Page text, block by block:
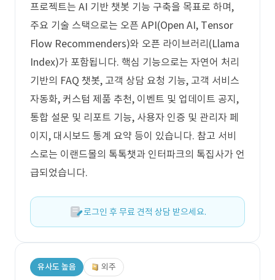
프로젝트는 AI 기반 챗봇 기능 구축을 목표로 하며,
주요 기술 스택으로는 오픈 API(Open AI, Tensor
Flow Recommenders)와 오픈 라이브러리(Llama
Index)가 포함됩니다. 핵심 기능으로는 자연어 처리
기반의 FAQ 챗봇, 고객 상담 요청 기능, 고객 서비스
자동화, 커스텀 제품 추천, 이벤트 및 업데이트 공지,
통합 설문 및 리포트 기능, 사용자 인증 및 관리자 페
이지, 대시보드 통계 요약 등이 있습니다. 참고 서비
스로는 이랜드몰의 톡톡챗과 인터파크의 톡집사가 언
급되었습니다.
로그인 후 무료 견적 상담 받으세요.
유사도 높음 외주